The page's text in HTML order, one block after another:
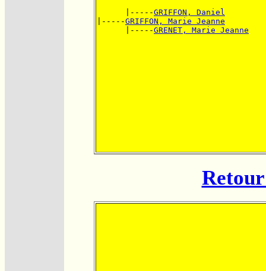
      |-----
GRIFFON, Daniel
|-----GRIFFON, Marie Jeanne
      |-----
GRENET, Marie Jeanne